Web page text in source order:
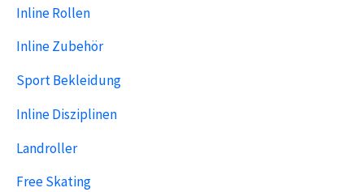
Inline Rollen
Inline Zubehör
Sport Bekleidung
Inline Disziplinen
Landroller
Free Skating